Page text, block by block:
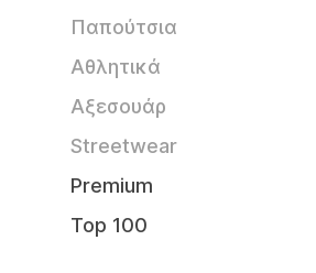
Παπούτσια
Αθλητικά
Αξεσουάρ
Streetwear
Premium
Top 100